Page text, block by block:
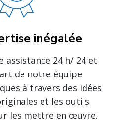
inégalée
assistance 24 h/ 24 et
de notre équipe
à travers des idées
et les outils
les mettre en œuvre.